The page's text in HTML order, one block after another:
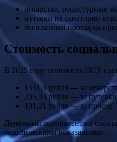
лекарства, рецептурные
путевки на санаторно-
бесплатный проезд на
Стоимость
В 2025 году стоимость НСУ
1331,3 рубля — за
205,95 рубля — за
191,21 рубля — за проезд.
Денежный эквивалент не
медицинскими показаниями.